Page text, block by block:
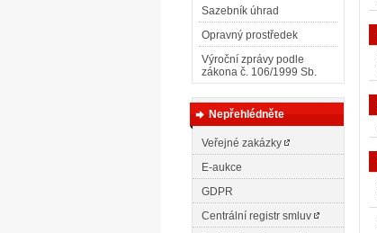
Sazebník úhrad
Opravný prostředek
Výroční zprávy podle
zákona č. 106/1999 Sb.
Nepřehlédněte
Veřejné zakázky
E-aukce
GDPR
Centrální registr smluv